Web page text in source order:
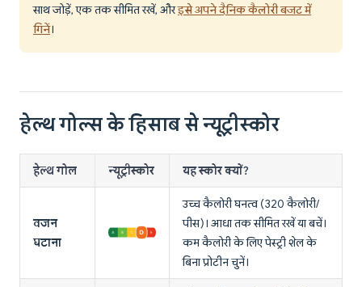
साथ जोड़ें, एक तक सीमित रखें, औरइसे अपने दैनिक कैलोरी बजट में
गिनें।
हेल्थ गोल्स के हिसाब से न्यूट्रीस्कोर
हेल्थ गोल न्यूट्रीस्कोर यह स्कोर क्यों?
वजन
घटाना
उच्च कैलोरी घनत्व (320 कैलोरी/
पीस)। आधा तक सीमित रखें या बचें।
कम कैलोरी के लिए पेस्ट्री शेल के
बिना प्रोटीन चुनें।